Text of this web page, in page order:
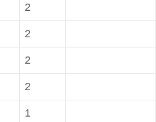
2
2
2
2
1